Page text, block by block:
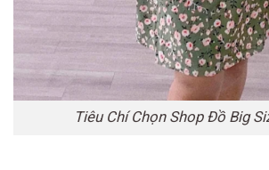
Tiêu Chí Chọn Shop Đồ Big